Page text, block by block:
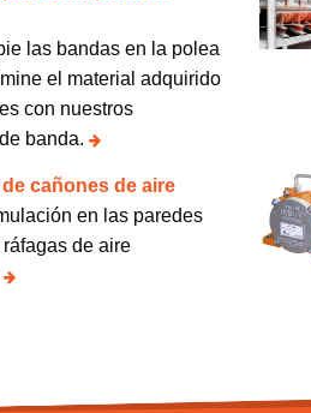
las bandas en la polea
el material adquirido
con nuestros
banda.
cañones de aire
en las paredes
de aire